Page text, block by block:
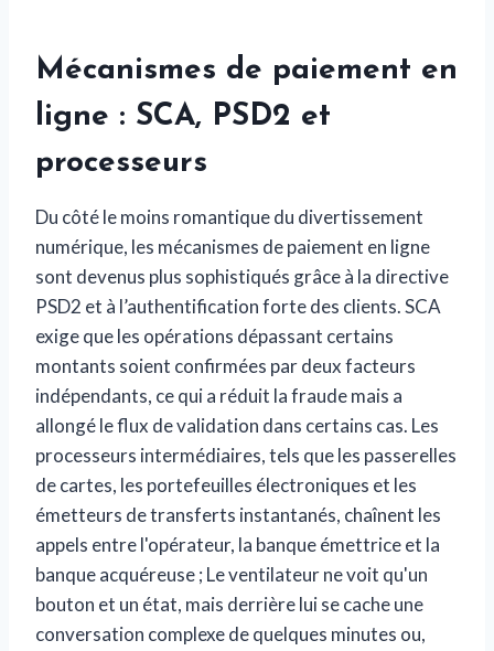
Mécanismes de paiement en
ligne : SCA, PSD2 et
processeurs
Du côté le moins romantique du divertissement
numérique, les mécanismes de paiement en ligne
sont devenus plus sophistiqués grâce à la directive
PSD2 et à l’authentification forte des clients. SCA
exige que les opérations dépassant certains
montants soient confirmées par deux facteurs
indépendants, ce qui a réduit la fraude mais a
allongé le flux de validation dans certains cas. Les
processeurs intermédiaires, tels que les passerelles
de cartes, les portefeuilles électroniques et les
émetteurs de transferts instantanés, chaînent les
appels entre l'opérateur, la banque émettrice et la
banque acquéreuse ; Le ventilateur ne voit qu'un
bouton et un état, mais derrière lui se cache une
conversation complexe de quelques minutes ou,